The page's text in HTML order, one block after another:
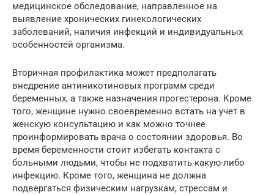
медицинское обследование, направленное на
выявление хронических гинекологических
заболеваний, наличия инфекций и индивидуальных
особенностей организма.
Вторичная профилактика может предполагать
внедрение антиникотиновых программ среди
беременных, а также назначения прогестерона. Кроме
того, женщине нужно своевременно встать на учет в
женскую консультацию и как можно точнее
проинформировать врача о состоянии здоровья. Во
время беременности стоит избегать контакта с
больными людьми, чтобы не подхватить какую-либо
инфекцию. Кроме того, женщина не должна
подвергаться физическим нагрузкам, стрессам и